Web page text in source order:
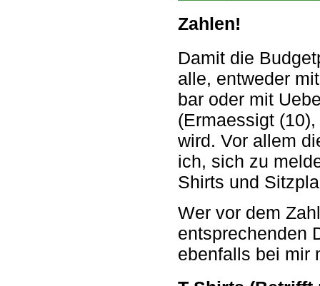
Zahlen!
Damit die
alle, entweder
bar oder mit
(Ermaessigt
wird. Vor allem
ich, sich zu
Shirts und
Wer vor dem
entsprechenden
ebenfalls bei mir